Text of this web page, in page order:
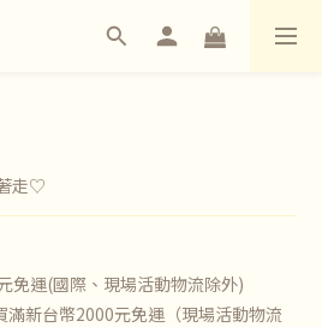
走♡
免運(國際、現場活動物流除外)
滿新台幣2000元免運（現場活動物流